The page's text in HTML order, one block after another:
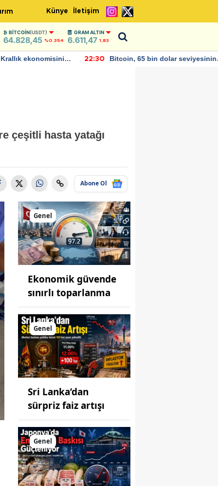
Künye İletişim
BITCOIN(USDT)
64.828,45 %0.354
GRAM ALTIN
6.611,47 1,83
ekonomisinin
22:30
Bitcoin, 65 bin dolar seviyesinin
çeşitli hasta yatağı
Abone Ol
Genel
Ekonomik güvende
sınırlı toparlanma
Genel
Sri Lanka’dan
sürpriz faiz artışı
Genel